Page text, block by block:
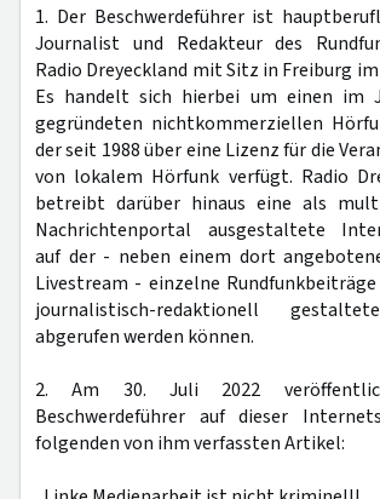
1. Der Beschwerdeführer ist
Journalist und Redakteur des
Radio Dreyeckland mit Sitz in Freiburg
Es handelt sich hierbei um einen im
gegründeten nichtkommerziellen
der seit 1988 über eine Lizenz für die
von lokalem Hörfunk verfügt. Radio
betreibt darüber hinaus eine als
Nachrichtenportal ausgestaltete
auf der - neben einem dort
Livestream - einzelne Rundfunkbeiträge
journalistisch-redaktionell
abgerufen werden können.
2. Am 30. Juli 2022
Beschwerdeführer auf dieser
folgenden von ihm verfassten Artikel: